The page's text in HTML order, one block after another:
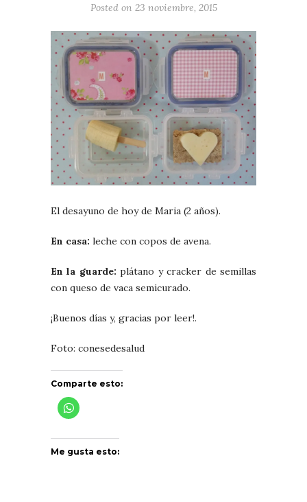
Posted on 23 noviembre, 2015
El desayuno de hoy de Maria (2 años).
En casa: leche con copos de avena.
En la guarde: plátano y cracker de semillas
con queso de vaca semicurado.
¡Buenos días y, gracias por leer!.
Foto: conesedesalud
Comparte esto:
Me gusta esto: